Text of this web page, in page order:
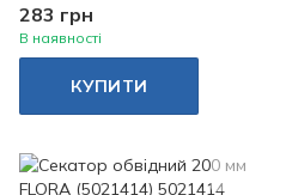
283 грн
В наявності
КУПИТИ